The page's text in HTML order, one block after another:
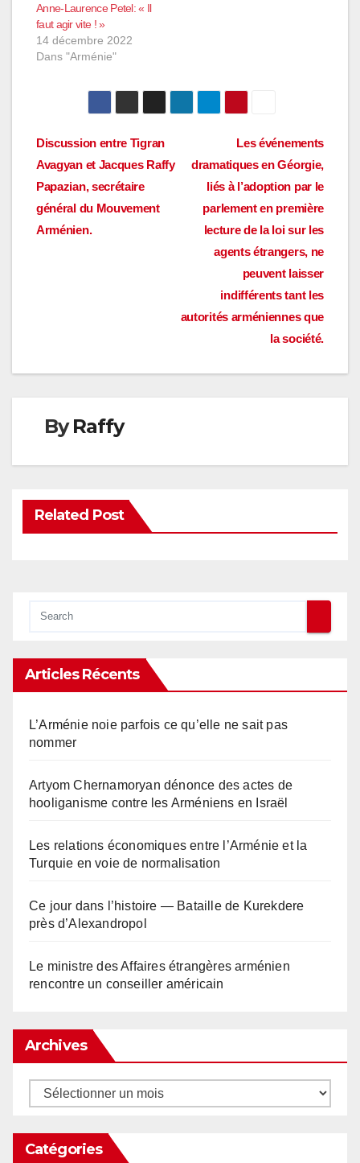
Anne-Laurence Petel: « Il
faut agir vite ! »
14 décembre 2022
Dans "Arménie"
Navigation
de
l’article
Les événements
dramatiques en Géorgie,
liés à l’adoption par le
parlement en première
lecture de la loi sur les
agents étrangers, ne
peuvent laisser
indifférents tant les
autorités arméniennes que
la société.
Discussion entre Tigran
Avagyan et Jacques Raffy
Papazian, secrétaire
général du Mouvement
Arménien.
ByRaffy
Related Post
Articles Récents
L’Arménie noie parfois ce qu’elle ne sait pas
nommer
Artyom Chernamoryan dénonce des actes de
hooliganisme contre les Arméniens en Israël
Les relations économiques entre l’Arménie et la
Turquie en voie de normalisation
Ce jour dans l’histoire — Bataille de Kurekdere
près d’Alexandropol
Le ministre des Affaires étrangères arménien
rencontre un conseiller américain
Archives
Archives
Catégories